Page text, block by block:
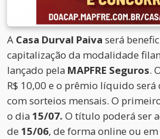
A Casa Durval Paiva será
capitalização da modalidade
lançado pela MAPFRE Seguros.
R$ 10,00 e o prêmio líquido será
com sorteios mensais. O
o dia 15/07. O título poderá ser
de 15/06, de forma online ou